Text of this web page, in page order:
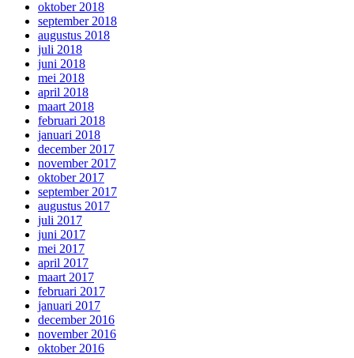
oktober 2018
september 2018
augustus 2018
juli 2018
juni 2018
mei 2018
april 2018
maart 2018
februari 2018
januari 2018
december 2017
november 2017
oktober 2017
september 2017
augustus 2017
juli 2017
juni 2017
mei 2017
april 2017
maart 2017
februari 2017
januari 2017
december 2016
november 2016
oktober 2016